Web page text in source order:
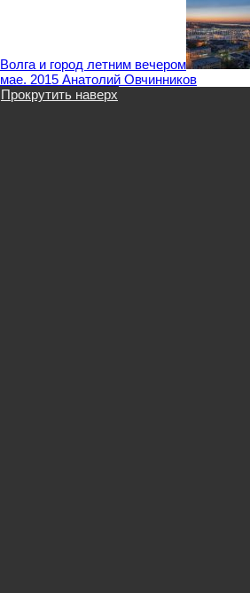
Волга и город летним вечером
мае. 2015 Анатолий Овчинников
Прокрутить наверх